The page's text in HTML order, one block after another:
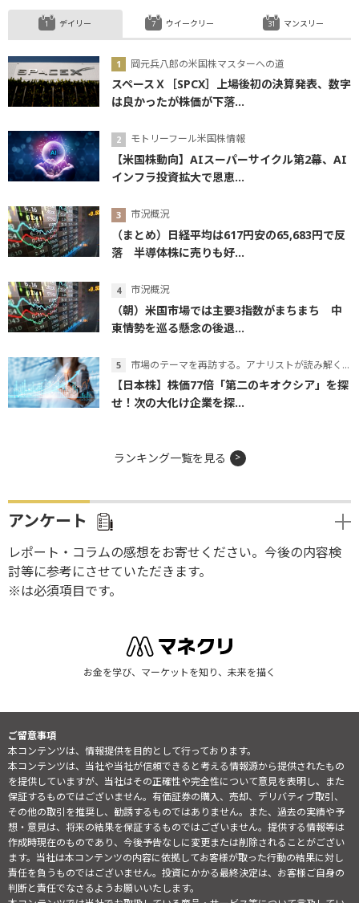
デイリー
岡元兵八郎の米国株マスターへの道
スペースＸ［SPCX］上場後初の決算発表、数字
は良かったが株価が下落...
モトリーフール米国株情報
【米国株動向】AIスーパーサイクル第2幕、AI
インフラ投資拡大で恩恵...
市況概況
（まとめ）日経平均は617円安の65,683円で反
落 半導体株に売りも好...
市況概況
（朝）米国市場では主要3指数がまちまち 中
東情勢を巡る懸念の後退...
市場のテーマを再訪する。アナリストが読み解くテーマの本質
【日本株】株価77倍「第二のキオクシア」を探
せ！次の大化け企業を探...
ウイークリー マンスリー
ランキング一覧を見る
アンケート
レポート・コラムの感想をお寄せください。今後の内容検
討等に参考にさせていただきます。
※は必須項目です。
お金を学び、マーケットを知り、未来を描く
ご留意事項
本コンテンツは、情報提供を目的として行っております。
本コンテンツは、当社や当社が信頼できると考える情報源から提供されたもの
を提供していますが、当社はその正確性や完全性について意見を表明し、また
保証するものではございません。有価証券の購入、売却、デリバティブ取引、
その他の取引を推奨し、勧誘するものではありません。また、過去の実績や予
想・意見は、将来の結果を保証するものではございません。提供する情報等は
作成時現在のものであり、今後予告なしに変更または削除されることがござい
ます。当社は本コンテンツの内容に依拠してお客様が取った行動の結果に対し
責任を負うものではございません。投資にかかる最終決定は、お客様ご自身の
判断と責任でなさるようお願いいたします。